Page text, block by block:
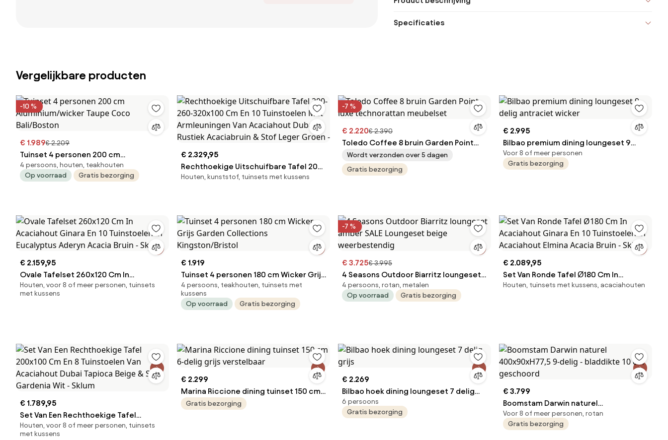
Specificaties
Vergelijkbare producten
-10 %
€ 1.989€ 2.209
Tuinset 4 personen 200 cm
Aluminium/wicker Taupe Coco
Bali/Boston
4 persoons, houten, teakhouten
Op voorraad
Gratis bezorging
€ 2.329,95
Rechthoekige Uitschuifbare Tafel 200-
260-320x100 Cm En 10 Tuinstoelen Met
Groen -
Houten, kunststof, tuinsets met kussens
-7 %
€ 2.220€ 2.390
Toledo Coffee 8 bruin Garden Point
luxe technorattan meubelset
Wordt verzonden over 5 dagen
Gratis bezorging
€ 2.995
Bilbao premium dining loungeset 9
delig antraciet wicker
Voor 8 of meer personen
Gratis bezorging
€ 2.159,95
Ovale Tafelset 260x120 Cm In
Acaciahout Ginara En 10 Tuinstoelen In
Eucalyptus Aderyn Acacia Bruin - Sklum
Houten, voor 8 of meer personen, tuinsets
met kussens
€ 1.919
Tuinset 4 personen 180 cm Wicker Grijs
Garden Collections Kingston/Bristol
4 persoons, teakhouten, tuinsets met
kussens
Op voorraad
Gratis bezorging
-7 %
€ 3.725€ 3.995
4 Seasons Outdoor Biarritz loungeset
amber SALE Loungeset beige
weerbestendig
4 persoons, rotan, metalen
Op voorraad
Gratis bezorging
€ 2.089,95
Set Van Ronde Tafel Ø180 Cm In
Acaciahout Ginara En 10 Tuinstoelen In
Houten, tuinsets met kussens, acaciahouten
€ 1.789,95
Set Van Een Rechthoekige Tafel
200x100 Cm En 8 Tuinstoelen Van
Houten, voor 8 of meer personen, tuinsets
met kussens
€ 2.299
Marina Riccione dining tuinset 150 cm
6-delig grijs verstelbaar
Gratis bezorging
€ 2.269
Bilbao hoek dining loungeset 7 delig
grijs
6 persoons
Gratis bezorging
€ 3.799
Boomstam Darwin naturel
400x90xH77,5 9-delig - bladdikte 10
cm geschoord
Voor 8 of meer personen, rotan
Gratis bezorging